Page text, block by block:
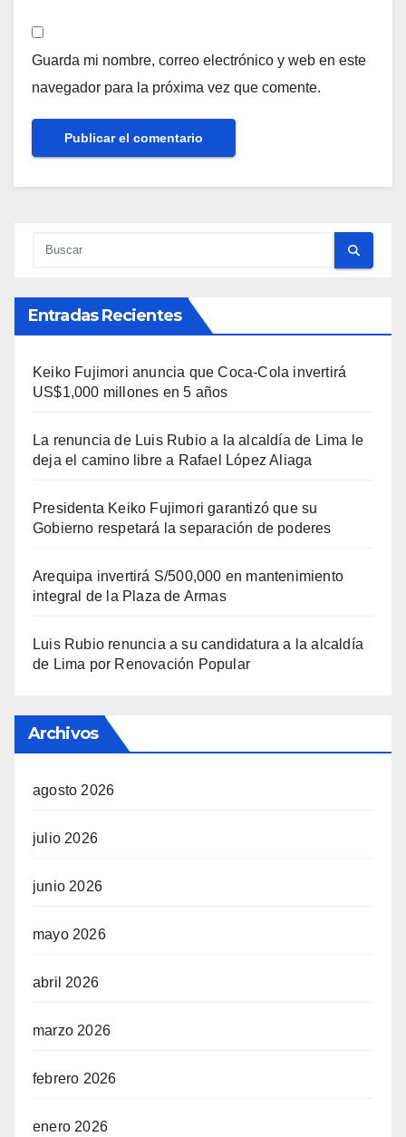
Guarda mi nombre, correo electrónico y web en este
navegador para la próxima vez que comente.
Entradas Recientes
Keiko Fujimori anuncia que Coca-Cola invertirá
US$1,000 millones en 5 años
La renuncia de Luis Rubio a la alcaldía de Lima le
deja el camino libre a Rafael López Aliaga
Presidenta Keiko Fujimori garantizó que su
Gobierno respetará la separación de poderes
Arequipa invertirá S/500,000 en mantenimiento
integral de la Plaza de Armas
Luis Rubio renuncia a su candidatura a la alcaldía
de Lima por Renovación Popular
Archivos
agosto 2026
julio 2026
junio 2026
mayo 2026
abril 2026
marzo 2026
febrero 2026
enero 2026